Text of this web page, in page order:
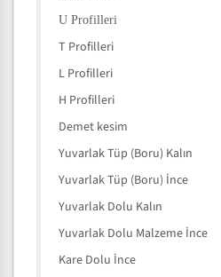
U Profilleri
T Profilleri
L Profilleri
H Profilleri
Demet kesim
Yuvarlak Tüp (Boru) Kalın
Yuvarlak Tüp (Boru) İnce
Yuvarlak Dolu Kalın
Yuvarlak Dolu Malzeme İnce
Kare Dolu İnce